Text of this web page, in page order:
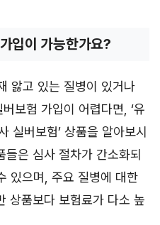
입이 가능한가요?
앓고 있는 질병이 있거나
보험 가입이 어렵다면, ‘유
실버보험’ 상품을 알아보시
들은 심사 절차가 간소화되
있으며, 주요 질병에 대한
상품보다 보험료가 다소 높